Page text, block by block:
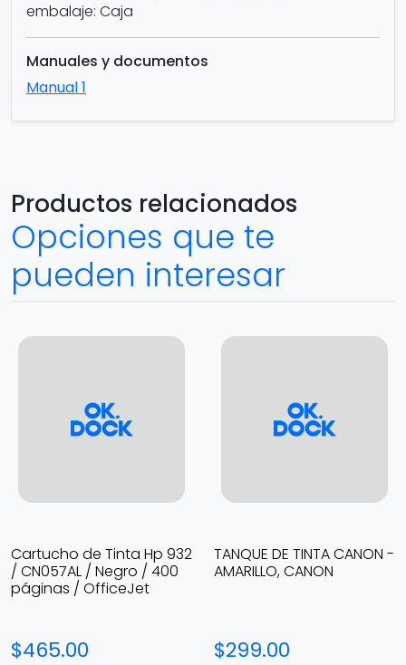
embalaje: Caja
Manuales y documentos
Manual 1
Productos relacionados
Opciones que te
pueden interesar
Cartucho de Tinta Hp 932
/ CN057AL / Negro / 400
páginas / OfficeJet
$465.00
TANQUE DE TINTA CANON -
AMARILLO, CANON
$299.00